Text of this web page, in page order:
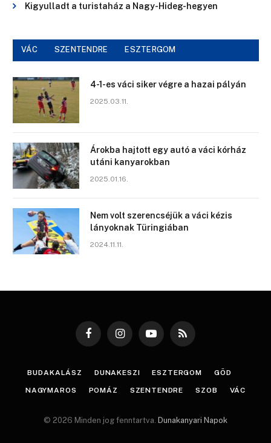
Kigyulladt a turistaház a Nagy-Hideg-hegyen
VÁC SZENTENDRE ESZTERGOM
4-1-es váci siker végre a hazai pályán
2025.03.11.
Árokba hajtott egy autó a váci kórház
utáni kanyarokban
2025.01.16.
Nem volt szerencséjük a váci kézis
lányoknak Türingiában
2024.11.11.
FacebookInstagramYouTubeRSS
BUDAKALÁSZ DUNAKESZI ESZTERGOM GÖD
NAGYMAROS POMÁZ SZENTENDRE SZOB VÁC
© 2026 Minden jog fenntartva. Dunakanyari Napok